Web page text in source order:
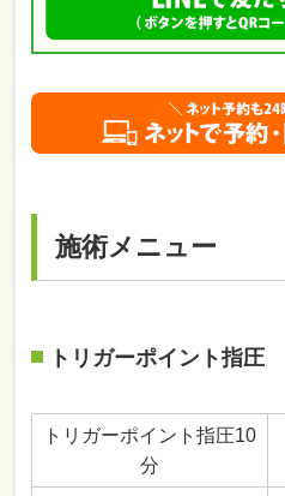
施術メニュー
トリガーポイント指圧
トリガーポイント指圧10
分